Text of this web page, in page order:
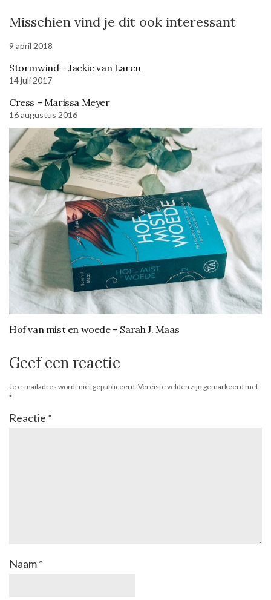
Misschien vind je dit ook interessant
9 april 2018
Stormwind – Jackie van Laren
14 juli 2017
Cress – Marissa Meyer
16 augustus 2016
Hof van mist en woede – Sarah J. Maas
Geef een reactie
Je e-mailadres wordt niet gepubliceerd. Vereiste velden zijn gemarkeerd met
*
Reactie *
Naam*